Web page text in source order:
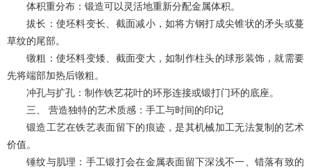
体积重分布：锻造可以灵活地重新分配金属体积。
拔长：使坯料变长、截面减小，如将方钢打成尖锥状的矛头或蔓
草纹的尾部。
镦粗：使坯料变矮、截面变大，如制作柱头的球形装饰，就需要
先将端部加热后镦粗。
冲孔与扩孔：制作铁艺花叶的环形连接或锻打门环的底座。
三、 营造独特的艺术质感：手工与时间的印记
锻造工艺在铁艺表面留下的痕迹，是其机械加工无法复制的艺术
价值。
锤纹与肌理：手工锻打会在金属表面留下深浅不一、错落有致的